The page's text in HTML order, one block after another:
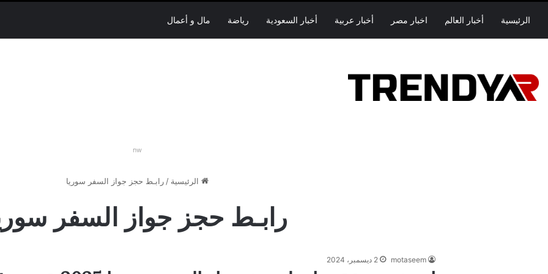
الرئيسية أخبار العالم اخبار مصر أخبار عربية أخبار السعودية رياضة مال و أعمال
nw
الرئيسية / رابـط حجز جواز السفر سوريا
رابـط حجز جواز السفر
motaseem 2 ديسمبر، 2024